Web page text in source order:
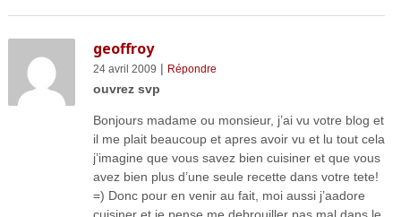
geoffroy
24 avril 2009 | Répondre
ouvrez svp
Bonjours madame ou monsieur, j’ai vu votre blog et
il me plait beaucoup et apres avoir vu et lu tout cela
j’imagine que vous savez bien cuisiner et que vous
avez bien plus d’une seule recette dans votre tete!
=) Donc pour en venir au fait, moi aussi j’aadore